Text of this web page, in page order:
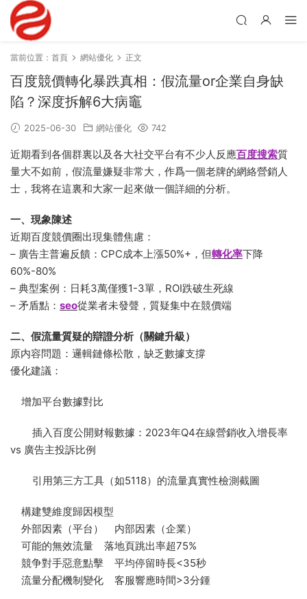
當前位置： 首頁 網站優化 正文
百度競價轉化暴跌真相：假流量or企業自身缺
陷？深度拆解6大病竈
2025-06-30 網站優化 742
近期看到各個群裏以及各大社交平台有不少人反應百度搜索質
量大不如前，假流量嫌疑非常大，作爲一個老牌的網絡營銷人
士，我将在這裏和大家一起來做一個詳細的分析。
一、現象陳述
近期百度競價圈出現集體焦慮：
– 廣告主普遍反饋：CPC成本上漲50%+，但轉化率下降
60%-80%
– 典型案例：日耗3萬僅獲1-3單，ROI跌破生死線
– 矛盾點： seo從業者未發聲，質疑集中在競價端
二、假流量質疑的辯證分析（關鍵升級）
原内容問題：邏輯鏈條松散，缺乏數據支撐
優化建議：
增加平台數據對比
插入百度公開财報數據：2023年Q4在線營銷收入增長率
vs 廣告主投訴比例
引用第三方工具（如5118）的流量真實性檢測截圖
構建雙維度歸因模型
外部因素（平台） 内部因素（企業）
可能的無效流量 落地頁跳出率超75%
競争對手惡意點擊 平均停留時長<35秒
流量分配機制變化 客服響應時間>3分鍾